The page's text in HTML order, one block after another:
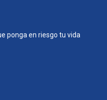
ponga en riesgo tu vida